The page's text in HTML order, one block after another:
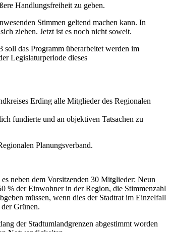
Handlungsfreiheit zu geben.
Stimmen geltend machen kann. In
ziehen. Jetzt ist es noch nicht soweit.
soll das Programm überarbeitet werden im
Legislaturperiode dieses
Erding alle Mitglieder des Regionalen
fundierte und an objektiven Tatsachen zu
Planungsverband.
neben dem Vorsitzenden 30 Mitglieder: Neun
% der Einwohner in der Region, die Stimmenzahl
müssen, wenn dies der Stadtrat im Einzelfall
Grünen.
der Stadtumlandgrenzen abgestimmt worden